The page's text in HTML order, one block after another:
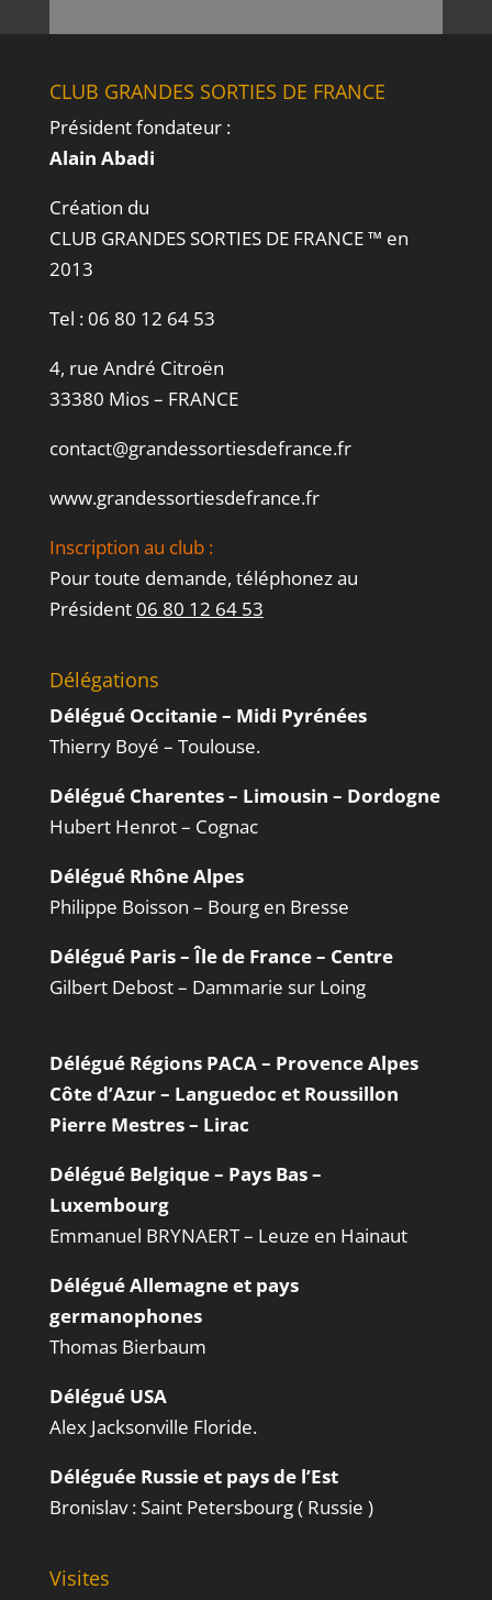
CLUB GRANDES SORTIES DE FRANCE
Président fondateur :
Alain Abadi
Création du
CLUB GRANDES SORTIES DE FRANCE ™ en
2013
Tel :06 80 12 64 53
4, rue André Citroën
33380 Mios – FRANCE
contact@grandessortiesdefrance.fr
www.grandessortiesdefrance.fr
Inscription au club :
Pour toute demande, téléphonez au
Président06 80 12 64 53
Délégations
Délégué Occitanie – Midi Pyrénées
Thierry Boyé – Toulouse.
Délégué Charentes – Limousin – Dordogne
Hubert Henrot – Cognac
Délégué Rhône Alpes
Philippe Boisson – Bourg en Bresse
Délégué Paris – Île de France – Centre
Gilbert Debost – Dammarie sur Loing
Délégué Régions PACA – Provence Alpes
Côte d’Azur – Languedoc et Roussillon
Pierre Mestres – Lirac
Délégué Belgique – Pays Bas –
Luxembourg
Emmanuel BRYNAERT – Leuze en Hainaut
Délégué Allemagne et pays
germanophones
Thomas Bierbaum
Délégué USA
Alex Jacksonville Floride.
Déléguée Russie et pays de l’Est
Bronislav : Saint Petersbourg ( Russie )
Visites